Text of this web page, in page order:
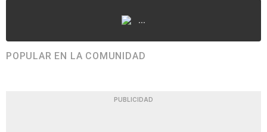
...
POPULAR EN LA COMUNIDAD
PUBLICIDAD